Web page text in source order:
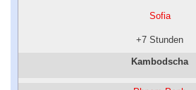
Sofia
+7 Stunden
Kambodscha